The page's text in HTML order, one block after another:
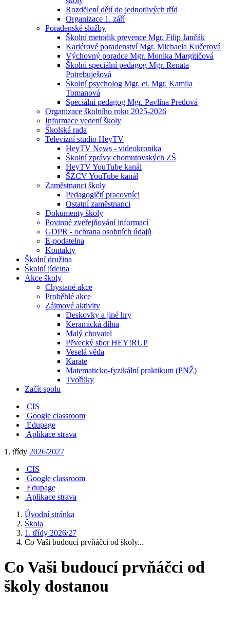
Rozdělení dětí do jednotlivých tříd
Organizace 1. září
Poradenské služby
Školní metodik prevence Mgr. Filip Jančák
Kariérové poradenství Mgr. Michaela Kučerová
Výchovný poradce Mgr. Monika Margitičová
Školní speciální pedagog Mgr. Renata
Potrebuješová
Školní psycholog Mgr. et. Mgr. Kamila
Tomanová
Speciální pedagog Mgr. Pavlína Pretlová
Organizace školního roku 2025-2026
Informace vedení školy
Školská rada
Televizní studio HeyTV
HeyTV News - videokronika
Školní zprávy chomutovských ZŠ
HeyTV YouTube kanál
ŠZCV YouTube kanál
Zaměstnanci školy
Pedagogičtí pracovníci
Ostatní zaměstnanci
Dokumenty školy
Povinné zveřejňování informací
GDPR - ochrana osobních údajů
E-podatelna
Kontakty
Školní družina
Školní jídelna
Akce školy
Chystané akce
Proběhlé akce
Zájmové aktivity
Deskovky a jiné hry
Keramická dílna
Malý chovatel
Pěvecký sbor HEY!RUP
Veselá věda
Karate
Matematicko-fyzikální praktikum (PNŽ)
Tvořilky
Začít spolu
CIS
Google classroom
Edupage
Aplikace strava
1. třídy 2026/2027
CIS
Google classroom
Edupage
Aplikace strava
Úvodní stránka
Škola
1. třídy 2026/27
Co Vaši budoucí prvňáčci od školy...
Co Vaši budoucí prvňáčci od
školy dostanou